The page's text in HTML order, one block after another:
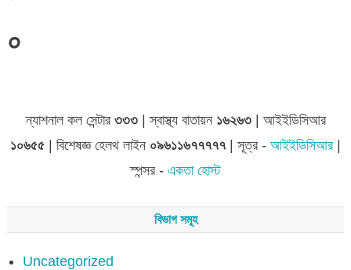
০
ন্যাশনাল কল সেন্টার ৩৩৩| স্বাস্থ্য বাতায়ন ১৬২৬৩| আইইডিসিআর
১০৬৫৫ | বিশেষজ্ঞ হেলথ লাইন ০৯৬১১৬৭৭৭৭৭| সূত্র - আইইডিসিআর|
স্পন্সর - একতা হোস্ট
বিভাগ সমূহ
Uncategorized